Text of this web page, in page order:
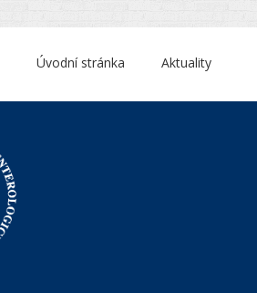
Aktuality
Úvodní stránka